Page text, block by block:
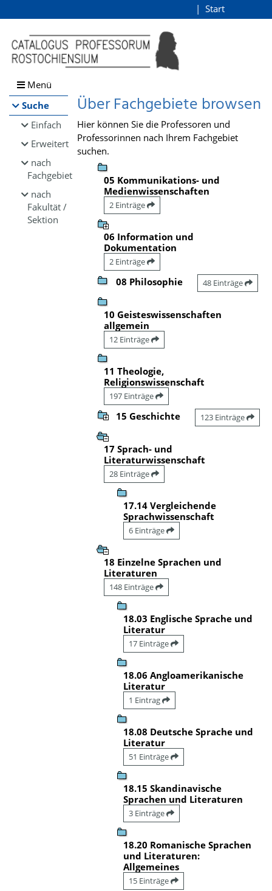
Browsen
direkt zum Inhalt
Start
Menü
Suche
Einfach
Erweitert
nach
Fachgebiet
nach
Fakultät /
Sektion
Über Fachgebiete browsen
Hier können Sie die Professoren und
Professorinnen nach Ihrem Fachgebiet
suchen.
05 Kommunikations- und
Medienwissenschaften
2 Einträge
06 Information und
Dokumentation
2 Einträge
08 Philosophie 48 Einträge
10 Geisteswissenschaften
allgemein
12 Einträge
11 Theologie,
Religionswissenschaft
197 Einträge
15 Geschichte 123 Einträge
17 Sprach- und
Literaturwissenschaft
28 Einträge
17.14 Vergleichende
Sprachwissenschaft
6 Einträge
18 Einzelne Sprachen und
Literaturen
148 Einträge
18.03 Englische Sprache und
Literatur
17 Einträge
18.06 Angloamerikanische
Literatur
1 Eintrag
18.08 Deutsche Sprache und
Literatur
51 Einträge
18.15 Skandinavische
Sprachen und Literaturen
3 Einträge
18.20 Romanische Sprachen
und Literaturen:
Allgemeines
15 Einträge